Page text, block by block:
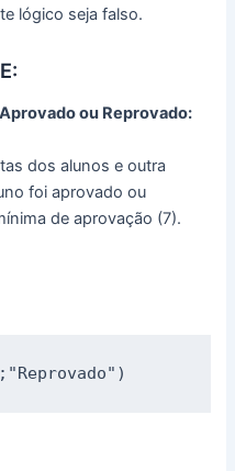
lógico seja falso.
ou Reprovado:
dos alunos e outra
foi aprovado ou
de aprovação (7).
; "Reprovado"